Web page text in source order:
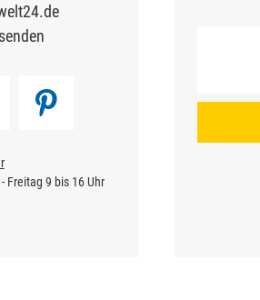
Freitag 9 bis 16 Uhr